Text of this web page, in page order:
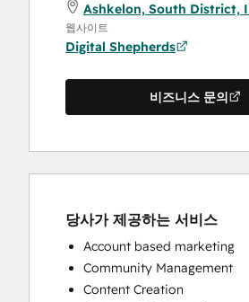
Ashkelon, South District,
웹사이트
Digital Shepherds
비즈니스 문의
당사가 제공하는 서비스
Account based marketing
Community Management
Content Creation